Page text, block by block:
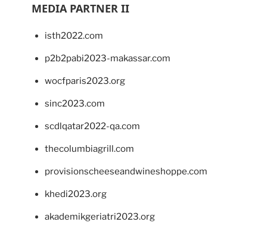
MEDIA PARTNER II
isth2022.com
p2b2pabi2023-makassar.com
wocfparis2023.org
sinc2023.com
scdlqatar2022-qa.com
thecolumbiagrill.com
provisionscheeseandwineshoppe.com
khedi2023.org
akademikgeriatri2023.org